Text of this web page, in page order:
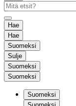
Hae
Hae
Suomeksi
Sulje
Suomeksi
Suomeksi
Suomeksi